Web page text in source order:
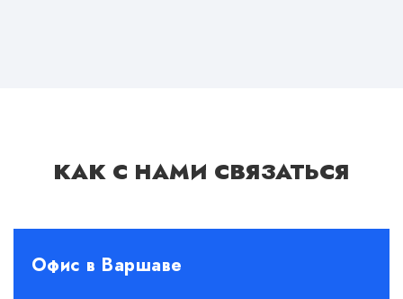
КАК С НАМИ СВЯЗАТЬСЯ
Офис в Варшаве